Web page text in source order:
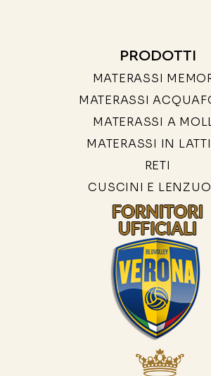
PRODOTTI
MATERASSI
MATERASSI
MATERASSI A
MATERASSI IN
RETI
CUSCINI E